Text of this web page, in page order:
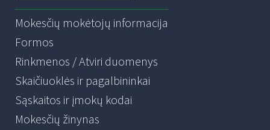
Mokesčių mokėtojų informacija
Formos
Rinkmenos / Atviri duomenys
Skaičiuoklės ir pagalbininkai
Sąskaitos ir įmokų kodai
Mokesčių žinynas